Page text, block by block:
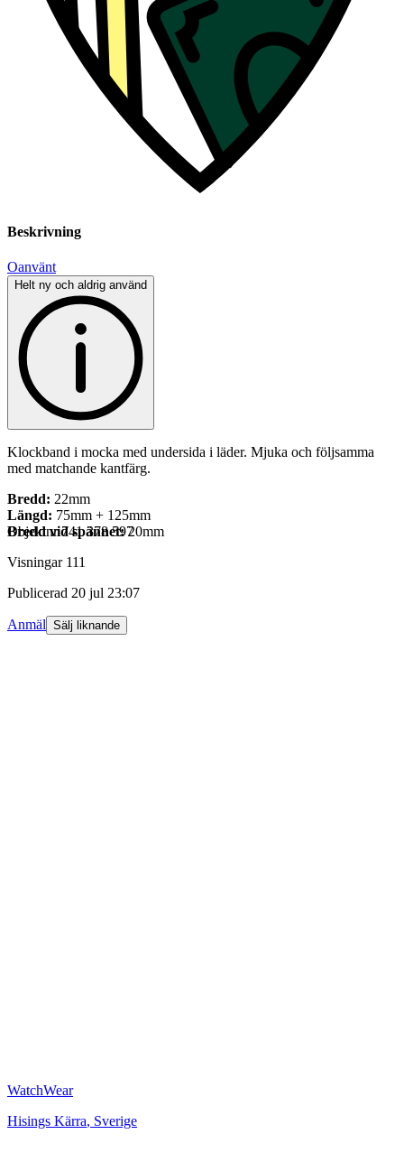
Beskrivning
Oanvänt
Helt ny och aldrig använd
Klockband i mocka med undersida i läder. Mjuka och följsamma
med matchande kantfärg.
Bredd: 22mm
Längd: 75mm + 125mm
Bredd vid spännet:20mm
Objektnr 741 378 597
Visningar 111
Publicerad 20 jul 23:07
Anmäl Sälj liknande
WatchWear
Hisings Kärra, Sverige